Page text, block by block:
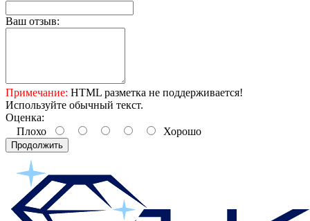
Ваш отзыв:
Примечание: HTML разметка не поддерживается!
Используйте обычный текст.
Оценка:
Плохо
Хорошо
Продолжить